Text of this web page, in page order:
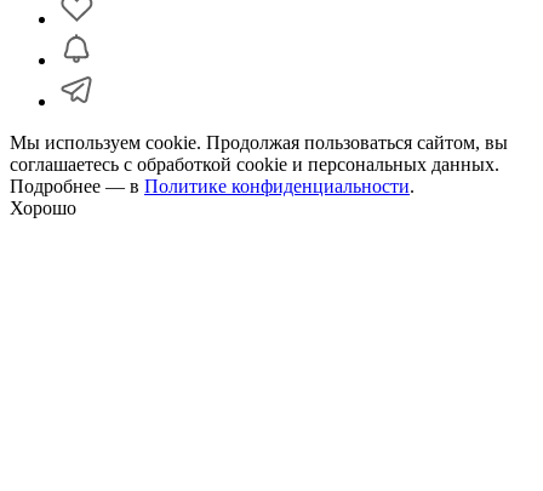
Мы используем cookie. Продолжая пользоваться сайтом, вы
соглашаетесь с обработкой cookie и персональных данных.
Подробнее — в Политике конфиденциальности.
Хорошо